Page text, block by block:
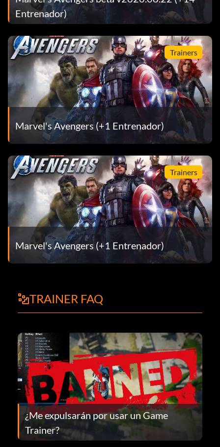
Entrenador)
Trainers
Marvel's Avengers (+1 Entrenador)
Trainers
Marvel's Avengers (+1 Entrenador)
TRAINER FAQ
¿Me expulsarán por usar un Game
Trainer?